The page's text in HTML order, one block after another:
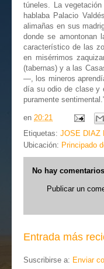
túneles. La
hablaba Palacio
alimañas en sus
donde se amontonan
característico de las
en misérrimos
(tabernas) y a las
—, los mineros
día su odio de clase y
puramente
en 20:21
Etiquetas: JOSE DIAZ
Ubicación: Principado
No hay
Publicar un
Entrada más
Suscribirse a: Enviar